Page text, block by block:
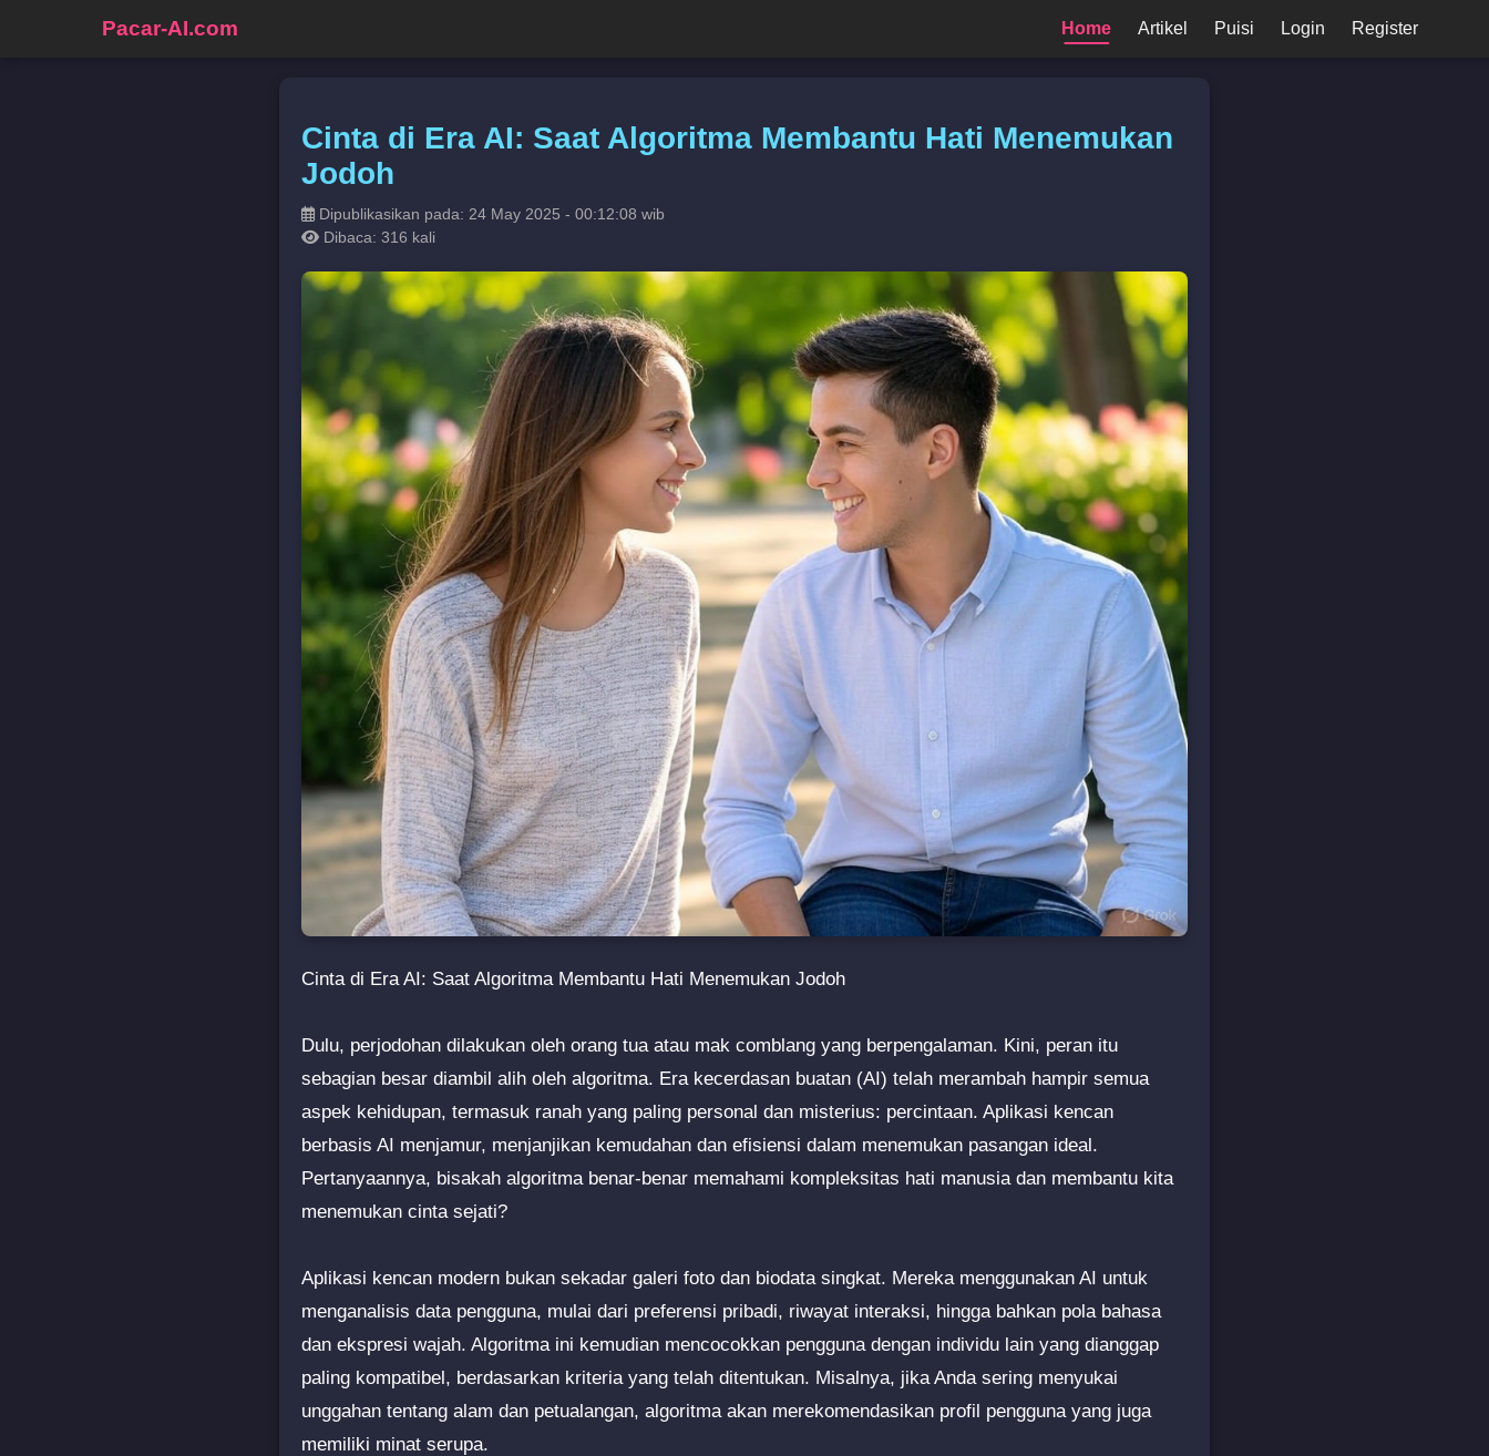
Pacar-AI.com Home Artikel Puisi Login Register
Cinta di Era AI: Saat Algoritma Membantu Hati Menemukan
Jodoh
Dipublikasikan pada: 24 May 2025 - 00:12:08 wib
Dibaca: 316 kali
Cinta di Era AI: Saat Algoritma Membantu Hati Menemukan Jodoh
Dulu, perjodohan dilakukan oleh orang tua atau mak comblang yang berpengalaman. Kini, peran itu
sebagian besar diambil alih oleh algoritma. Era kecerdasan buatan (AI) telah merambah hampir semua
aspek kehidupan, termasuk ranah yang paling personal dan misterius: percintaan. Aplikasi kencan
berbasis AI menjamur, menjanjikan kemudahan dan efisiensi dalam menemukan pasangan ideal.
Pertanyaannya, bisakah algoritma benar-benar memahami kompleksitas hati manusia dan membantu kita
menemukan cinta sejati?
Aplikasi kencan modern bukan sekadar galeri foto dan biodata singkat. Mereka menggunakan AI untuk
menganalisis data pengguna, mulai dari preferensi pribadi, riwayat interaksi, hingga bahkan pola bahasa
dan ekspresi wajah. Algoritma ini kemudian mencocokkan pengguna dengan individu lain yang dianggap
paling kompatibel, berdasarkan kriteria yang telah ditentukan. Misalnya, jika Anda sering menyukai
unggahan tentang alam dan petualangan, algoritma akan merekomendasikan profil pengguna yang juga
memiliki minat serupa.